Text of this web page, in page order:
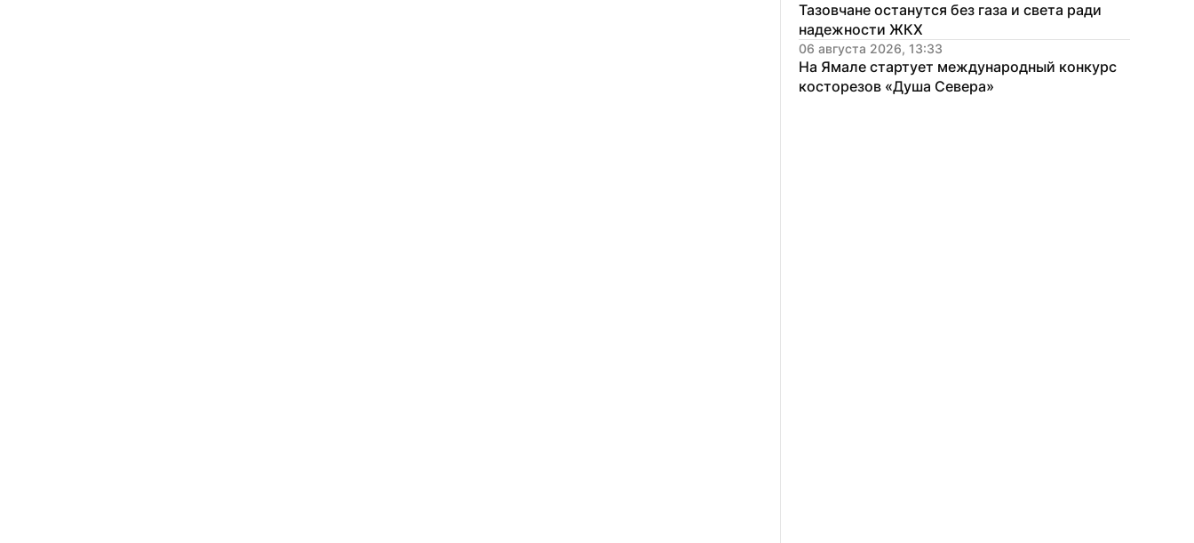
Тазовчане останутся без газа и света ради
надежности ЖКХ
06 августа 2026, 13:33
На Ямале стартует международный конкурс
косторезов «Душа Севера»